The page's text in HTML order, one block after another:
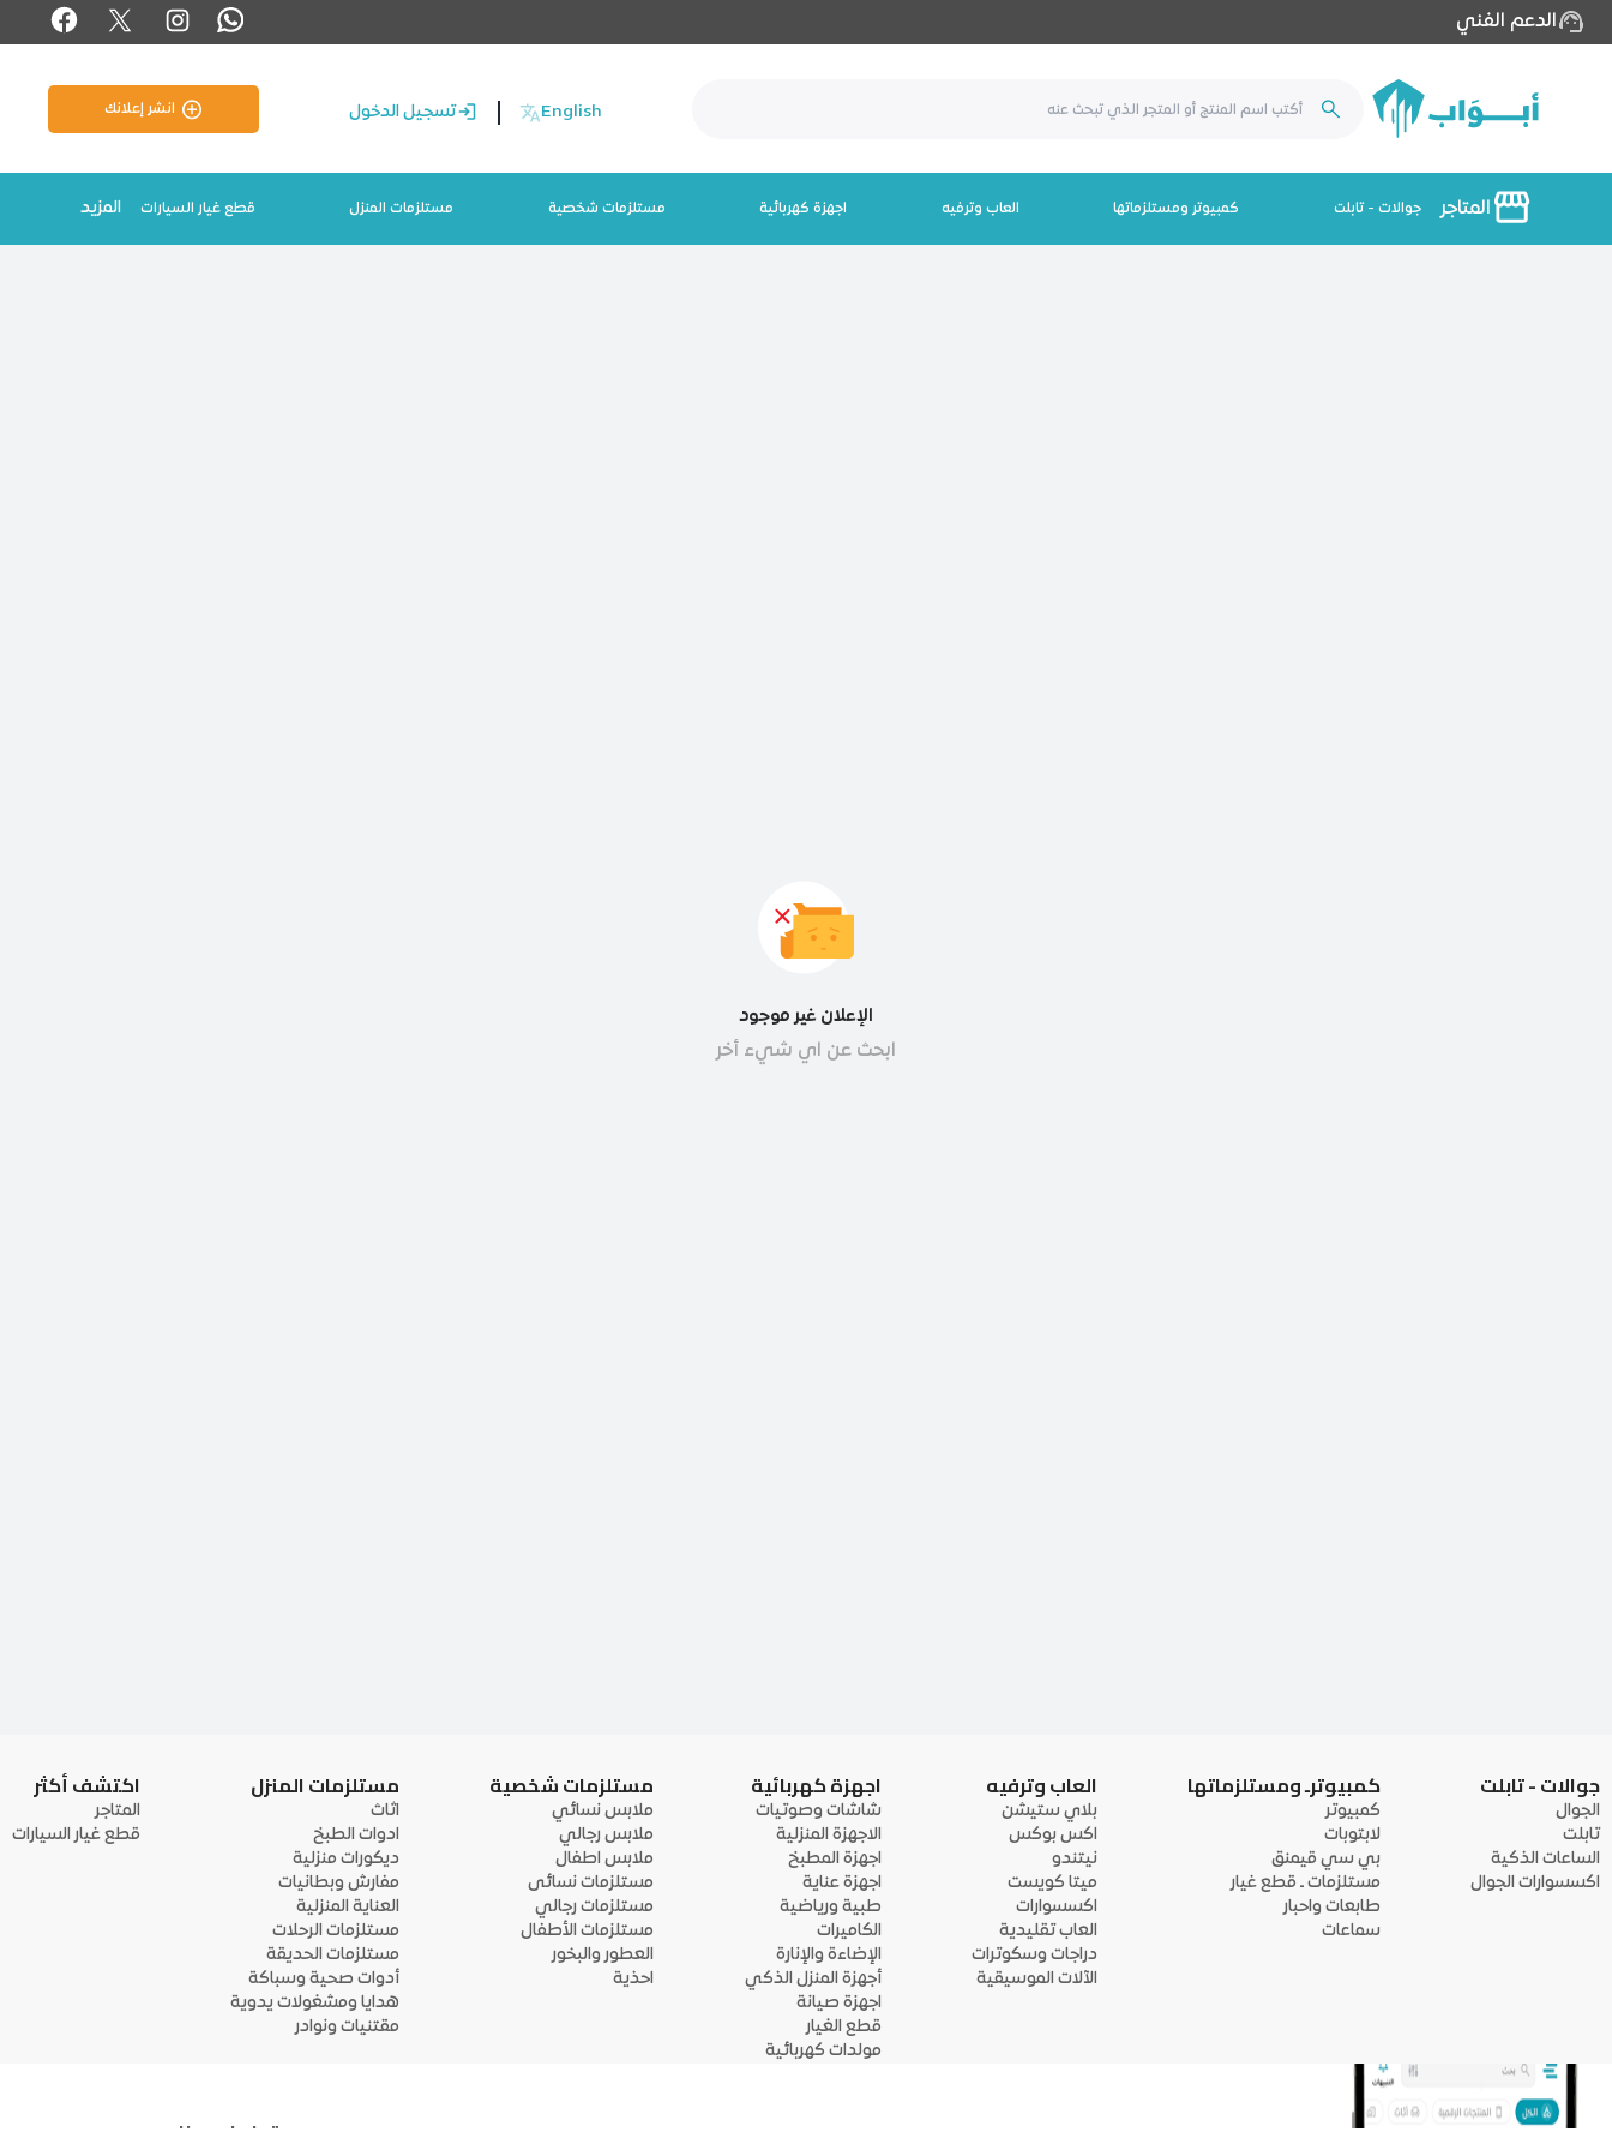
الدعم الفني
English تسجيل الدخول انشر إعلانك
المتاجر جوالات - تابلت كمبيوتر ومستلزماتها العاب وترفيه اجهزة كهربائية مستلزمات شخصية مستلزمات المنزل قطع غيار السيارات المزيد
الإعلان غير موجود
ابحث عن اي شيء أخر
جوالات - تابلت
الجوال
تابلت
الساعات الذكية
اكسسوارات الجوال
كمبيوترـ ومستلزماتها
كمبيوتر
لابتوبات
بي سي قيمنق
مستلزمات ـ قطع غيار
طابعات واحبار
سماعات
العاب وترفيه
بلاي ستيشن
اكس بوكس
نيتندو
ميتا كويست
اكسسوارات
العاب تقليدية
دراجات وسكوترات
الآلات الموسيقية
اجهزة كهربائية
شاشات وصوتيات
الاجهزة المنزلية
اجهزة المطبخ
اجهزة عناية
طبية ورياضية
الكاميرات
الإضاءة والإنارة
أجهزة المنزل الذكي
اجهزة صيانة
قطع الغيار
مولدات كهربائية
مستلزمات شخصية
ملابس نسائي
ملابس رجالي
ملابس اطفال
مستلزمات نسائى
مستلزمات رجالي
مستلزمات الأطفال
العطور والبخور
احذية
مستلزمات المنزل
اثاث
ادوات الطبخ
ديكورات منزلية
مفارش وبطانيات
العناية المنزلية
مستلزمات الرحلات
مستلزمات الحديقة
أدوات صحية وسباكة
هدايا ومشغولات يدوية
مقتنيات ونوادر
اكتشف أكثر
المتاجر
قطع غيار السيارات
تواصل معنا